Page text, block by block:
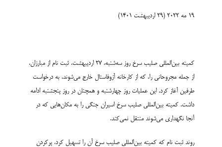
19 مه 2022 (29 اردیبهشت 1401)
کمیته بین‌المللی صلیب سرخ روز سه‌شنبه، 27 اردیبهشت، ثبت نام از مبارزان،
از جمله مجروحانی را، که از کارخانه آزوف­استال خارج می‌شوند، به درخواست
طرفین آغاز کرد. این عملیات روز چهارشنبه و همچنان در روز پنجشنبه ادامه
داشت. کمیته بین‌المللی صلیب سرخ اسیران جنگی را به مکان‌هایی که در
آنجا نگهداری می‌شوند منتقل نمی‌کند.
روند ثبت نام که کمیته بین‌المللی صلیب سرخ آن را تسهیل کرد، پرکردن